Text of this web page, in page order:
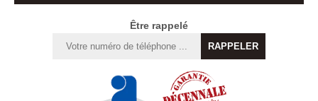
Être rappelé